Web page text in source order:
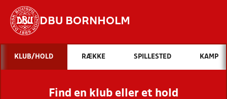
DBU BORNHOLM
Hvad vil du søge efter?
INDHOLD OG NYHEDER
STILLINGER, RESULTATER, KLUBBER OG
KLUB/HOLD RÆKKE SPILLESTED KAMP
Find en klub eller et hold